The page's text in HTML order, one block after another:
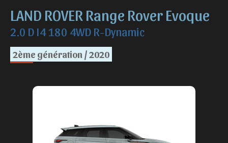
LAND ROVER Range Rover Evoque
2.0 D I4 180 4WD R-Dynamic
2ème génération / 2020